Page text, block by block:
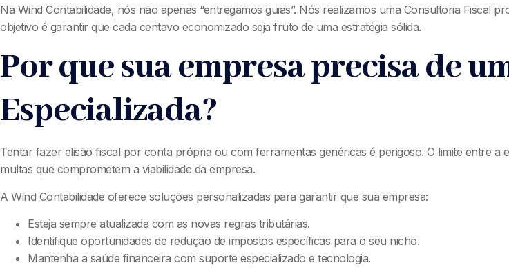
Na Wind Contabilidade, nós não apenas “entregamos guias”. Nós realizamos uma Consultoria Fiscal
objetivo é garantir que cada centavo economizado seja fruto de uma estratégia sólida.
Por que sua empresa precisa de
Especializada?
Tentar fazer elisão fiscal por conta própria ou com ferramentas genéricas é perigoso. O limite entre
multas que comprometem a viabilidade da empresa.
A Wind Contabilidade oferece soluções personalizadas para garantir que sua empresa:
Esteja sempre atualizada com as novas regras tributárias.
Identifique oportunidades de redução de impostos específicas para o seu nicho.
Mantenha a saúde financeira com suporte especializado e tecnologia.